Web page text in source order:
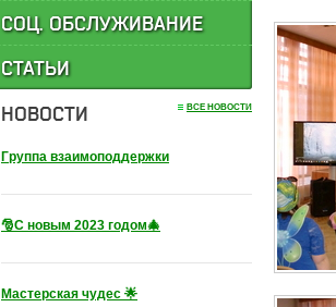
СОЦ. ОБСЛУЖИВАНИЕ
СТАТЬИ
НОВОСТИ
ВСЕ НОВОСТИ
Группа взаимоподдержки
🎅С новым 2023 годом🎄
Мастерская чудес 🌟